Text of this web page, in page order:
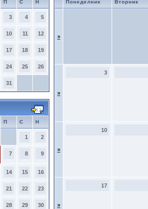
П С Н
3 4 5
10 11 12
17 18 19
24 25 26
31
П С Н
1 2
7 8 9
14 15 16
21 22 23
28 29 30
Понеделник Вторник
»
»
3
»
10
»
17